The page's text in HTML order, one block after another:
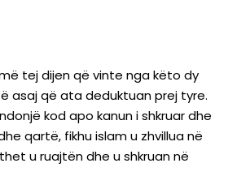
tej dijen që vinte nga këto dy
asaj që ata deduktuan prej tyre.
kod apo kanun i shkruar dhe
qartë, fikhu islam u zhvillua në
u ruajtën dhe u shkruan në